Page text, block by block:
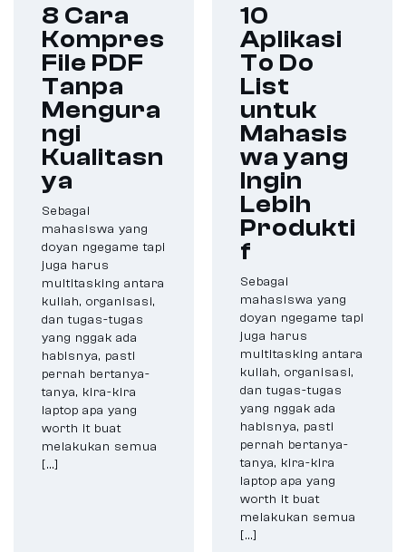
8 Cara
Kompres
File PDF
Tanpa
Mengura
ngi
Kualitasn
ya
Sebagai
mahasiswa yang
doyan ngegame tapi
juga harus
multitasking antara
kuliah, organisasi,
dan tugas-tugas
yang nggak ada
habisnya, pasti
pernah bertanya-
tanya, kira-kira
laptop apa yang
worth it buat
melakukan semua
[…]
10
Aplikasi
To Do
List
untuk
Mahasis
wa yang
Ingin
Lebih
Produkti
f
Sebagai
mahasiswa yang
doyan ngegame tapi
juga harus
multitasking antara
kuliah, organisasi,
dan tugas-tugas
yang nggak ada
habisnya, pasti
pernah bertanya-
tanya, kira-kira
laptop apa yang
worth it buat
melakukan semua
[…]